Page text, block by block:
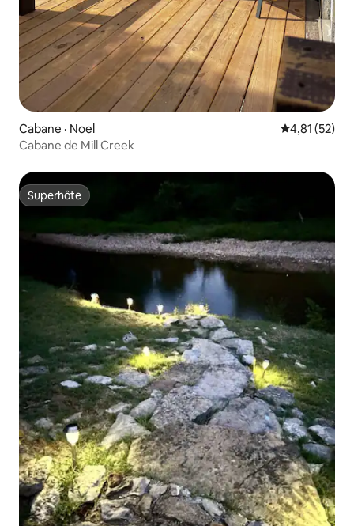
Cabane · Noel Note
4,81 (52)
Cabane de Mill Creek
Superhôte
Superhôte